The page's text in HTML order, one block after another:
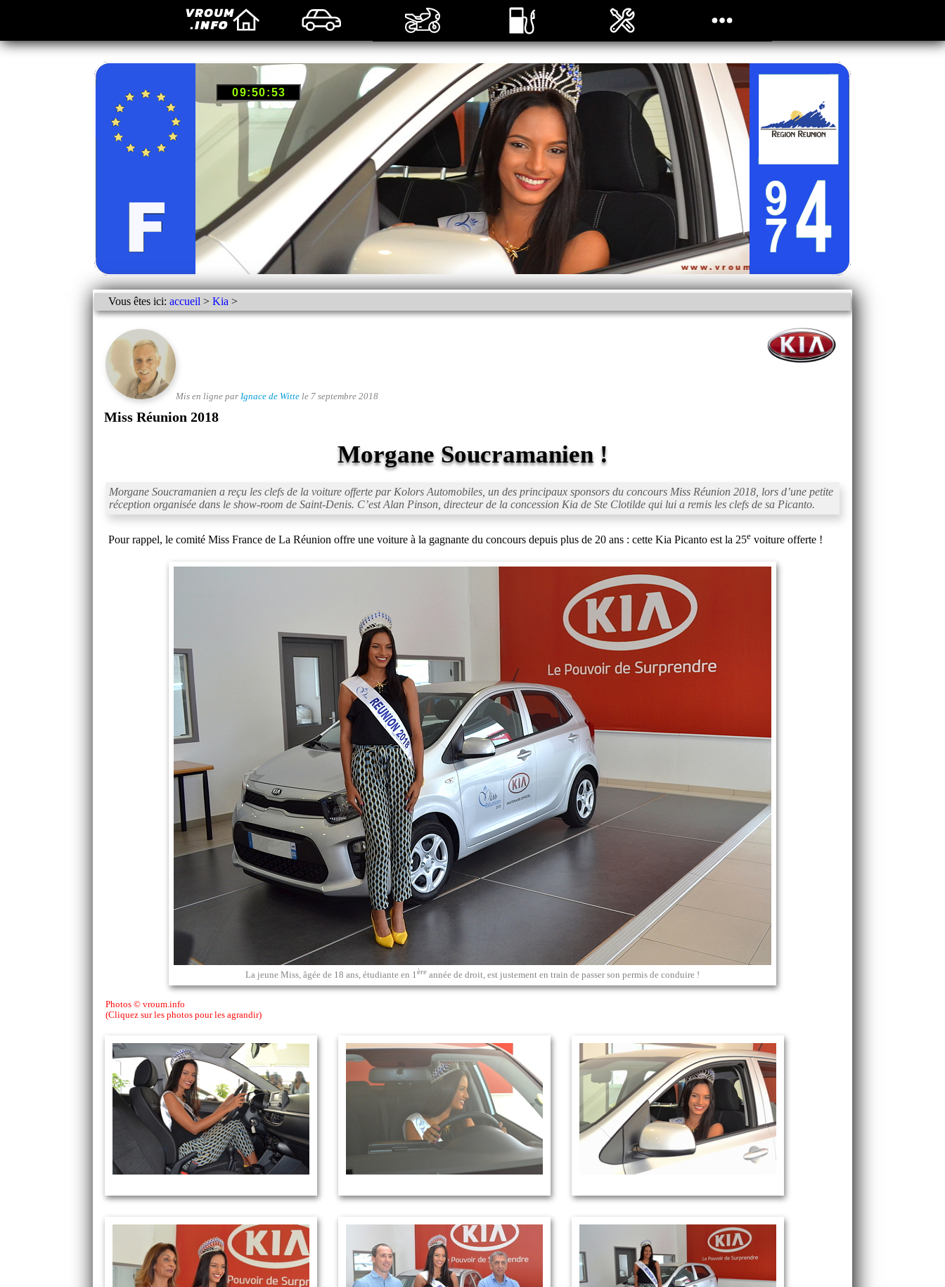
Vous êtes ici: accueil > Kia >
Mis en ligne par Ignace de Witte le 7 septembre 2018
Miss Réunion 2018
Morgane Soucramanien !
Morgane Soucramanien a reçu les clefs de la voiture offerte par Kolors Automobiles, un des principaux sponsors du concours Miss Réunion 2018, lors d’une petite
réception organisée dans le show-room de Saint-Denis. C’est Alan Pinson, directeur de la concession Kia de Ste Clotilde qui lui a remis les clefs de sa Picanto.
Pour rappel, le comité Miss France de La Réunion offre une voiture à la gagnante du concours depuis plus de 20 ans : cette Kia Picanto est la 25evoiture offerte !
La jeune Miss, âgée de 18 ans, étudiante en 1ère année de droit, est justement en train de passer son permis de conduire !
Photos © vroum.info
(Cliquez sur les photos pour les agrandir)